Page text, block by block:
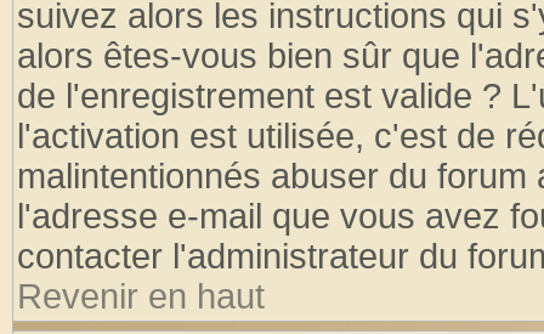
suivez alors les instructions qui
alors êtes-vous bien sûr que
de l'enregistrement est valide ?
l'activation est utilisée, c'est de
malintentionnés abuser du
l'adresse e-mail que vous avez
contacter l'administrateur du
Revenir en haut